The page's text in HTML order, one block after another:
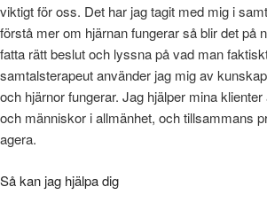
viktigt för oss. Det har jag tagit med mig i
förstå mer om hjärnan fungerar så blir det på
fatta rätt beslut och lyssna på vad man
samtalsterapeut använder jag mig av
och hjärnor fungerar. Jag hjälper mina
och människor i allmänhet, och tillsammans
agera.
Så kan jag hjälpa dig